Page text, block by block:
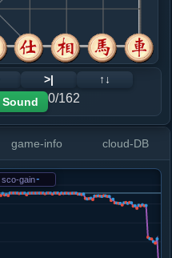
马３进４
马八进六
马三进四
>|
↑↓
Sound 0/162
game-info cloud-DB
sco-gain-